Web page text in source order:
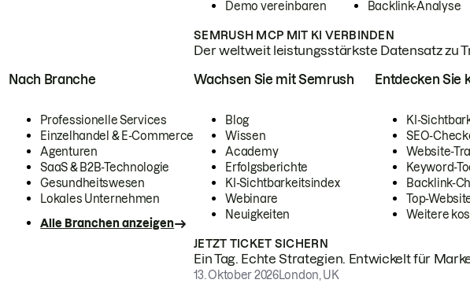
Demo vereinbaren
Backlink-Analyse
SEMRUSH MCP MIT KI VERBINDEN
Der weltweit leistungsstärkste Datensatz zu
Nach Branche
Professionelle Services
Einzelhandel & E-Commerce
Agenturen
SaaS & B2B-Technologie
Gesundheitswesen
Lokales Unternehmen
Alle Branchen anzeigen
Wachsen Sie mit Semrush
Blog
Wissen
Academy
Erfolgsberichte
KI-Sichtbarkeitsindex
Webinare
Neuigkeiten
Entdecken Sie
KI-
SEO-
Website-
Keyword-
Backlink-
Top-
Weitere
JETZT TICKET SICHERN
Ein Tag. Echte Strategien. Entwickelt für
13. Oktober 2026London, UK